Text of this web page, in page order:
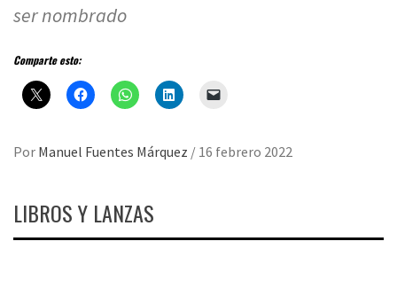
ser nombrado
Comparte esto:
Por Manuel Fuentes Márquez / 16 febrero 2022
LIBROS Y LANZAS